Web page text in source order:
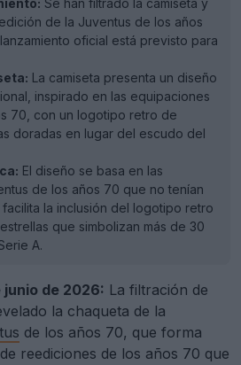
Se han filtrado la camiseta y
de la Juventus de los años
oficial está previsto para
La camiseta presenta un diseño
inspirado en las equipaciones
70, con un logotipo retro de
doradas en lugar del escudo del
El diseño se basa en las
de los años 70 que no tenían
la inclusión del logotipo retro
que simbolizan más de 30
A.
de 2026: La filtración de
la chaqueta de la
de los años 70, que forma
reediciones de los años 70 que